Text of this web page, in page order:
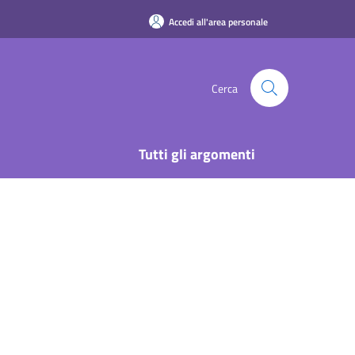
Accedi all'area personale
Cerca
Tutti gli argomenti